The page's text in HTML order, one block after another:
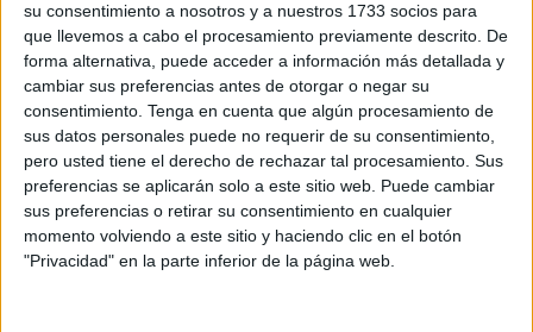
su consentimiento a nosotros y a nuestros 1733 socios para
que llevemos a cabo el procesamiento previamente descrito. De
forma alternativa, puede acceder a información más detallada y
cambiar sus preferencias antes de otorgar o negar su
consentimiento. Tenga en cuenta que algún procesamiento de
sus datos personales puede no requerir de su consentimiento,
pero usted tiene el derecho de rechazar tal procesamiento. Sus
preferencias se aplicarán solo a este sitio web. Puede cambiar
sus preferencias o retirar su consentimiento en cualquier
momento volviendo a este sitio y haciendo clic en el botón
"Privacidad" en la parte inferior de la página web.